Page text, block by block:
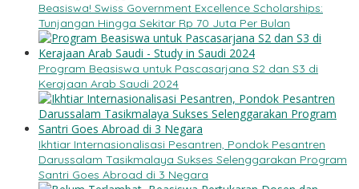
Beasiswa! Swiss Government Excellence Scholarships:
Tunjangan Hingga Sekitar Rp 70 Juta Per Bulan
Program Beasiswa untuk Pascasarjana S2 dan S3 di
Kerajaan Arab Saudi 2024
Ikhtiar Internasionalisasi Pesantren, Pondok Pesantren
Darussalam Tasikmalaya Sukses Selenggarakan Program
Santri Goes Abroad di 3 Negara